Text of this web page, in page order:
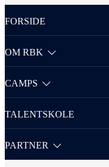
FORSIDE
OM RBK
CAMPS
TALENTSKOLE
PARTNER